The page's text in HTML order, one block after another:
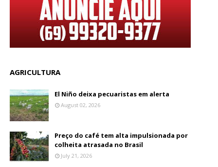
AGRICULTURA
El Niño deixa pecuaristas em alerta
August 02, 2026
Preço do café tem alta impulsionada por
colheita atrasada no Brasil
July 21, 2026